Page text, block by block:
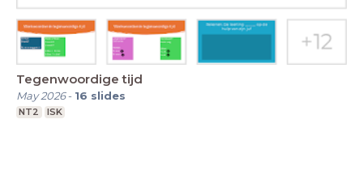
Tegenwoordige tijd
May 2026- 16 slides
NT2 ISK